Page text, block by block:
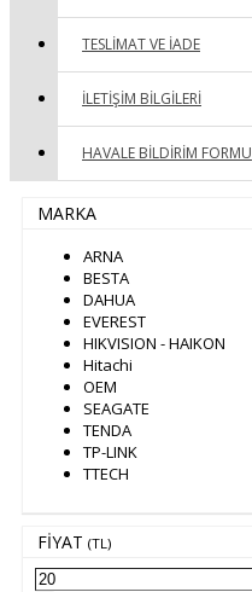
TESLIMAT VE İADE
İLETIŞIM BILGILERI
HAVALE BILDIRIM FORMU
MARKA
ARNA
BESTA
DAHUA
EVEREST
HIKVISION - HAIKON
Hitachi
OEM
SEAGATE
TENDA
TP-LINK
TTECH
FIYAT (TL)